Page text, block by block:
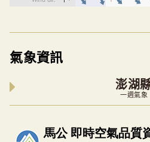
氣象資訊
澎湖
一週氣象
內嵌空氣品質小工具為